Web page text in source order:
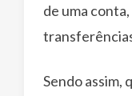
de uma
Sendo assim,